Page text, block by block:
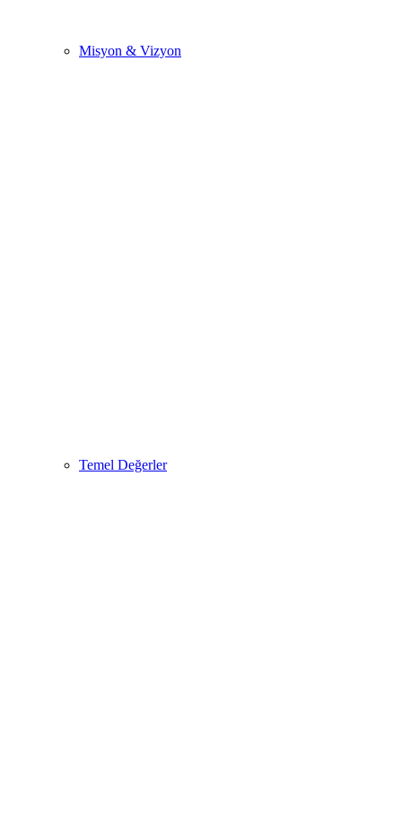
Misyon & Vizyon
Temel Değerler